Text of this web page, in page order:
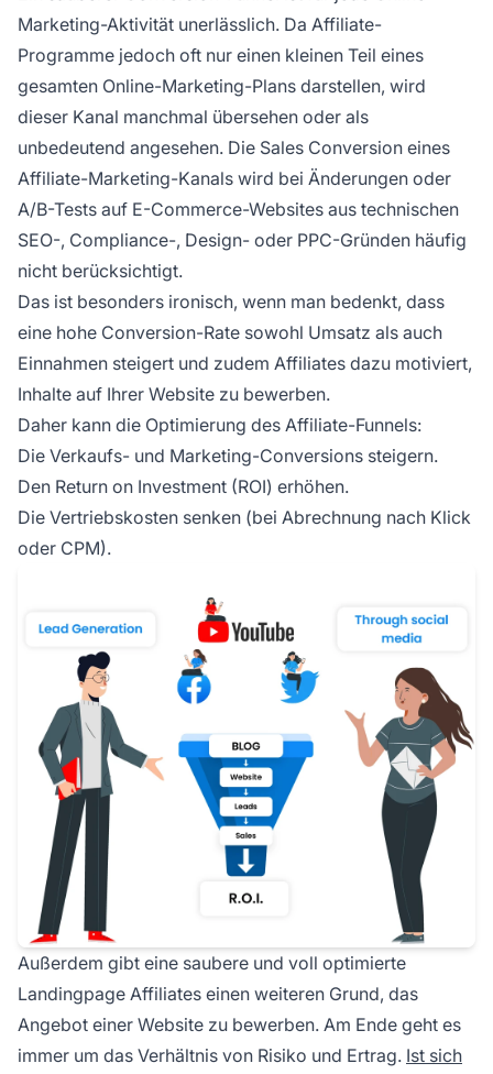
Marketing-Aktivität unerlässlich. Da Affiliate-
Programme jedoch oft nur einen kleinen Teil eines
gesamten Online-Marketing-Plans darstellen, wird
dieser Kanal manchmal übersehen oder als
unbedeutend angesehen. Die Sales Conversion eines
Affiliate-Marketing-Kanals wird bei Änderungen oder
A/B-Tests auf E-Commerce-Websites aus technischen
SEO-, Compliance-, Design- oder PPC-Gründen häufig
nicht berücksichtigt.
Das ist besonders ironisch, wenn man bedenkt, dass
eine hohe Conversion-Rate sowohl Umsatz als auch
Einnahmen steigert und zudem Affiliates dazu motiviert,
Inhalte auf Ihrer Website zu bewerben.
Daher kann die Optimierung des Affiliate-Funnels:
Die Verkaufs- und Marketing-Conversions steigern.
Den Return on Investment (ROI) erhöhen.
Die Vertriebskosten senken (bei Abrechnung nach Klick
oder CPM).
Außerdem gibt eine saubere und voll optimierte
Landingpage Affiliates einen weiteren Grund, das
Angebot einer Website zu bewerben. Am Ende geht es
immer um das Verhältnis von Risiko und Ertrag. Ist sich